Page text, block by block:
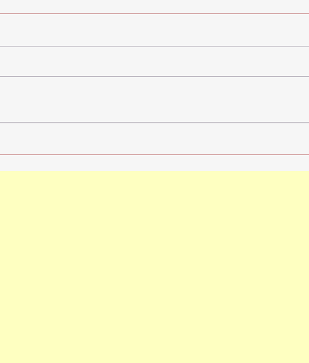
Recevoir en confiance